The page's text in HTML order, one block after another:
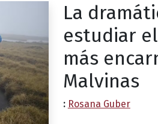
La
estudiar
más
Malvinas
: Rosana Guber